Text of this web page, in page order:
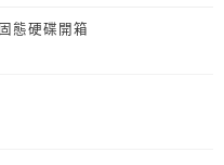
態硬碟開箱